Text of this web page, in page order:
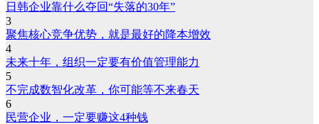
日韩企业靠什么夺回“失落的30年”
3
聚焦核心竞争优势，就是最好的降本增效
4
未来十年，组织一定要有价值管理能力
5
不完成数智化改革，你可能等不来春天
6
民营企业，一定要赚这4种钱